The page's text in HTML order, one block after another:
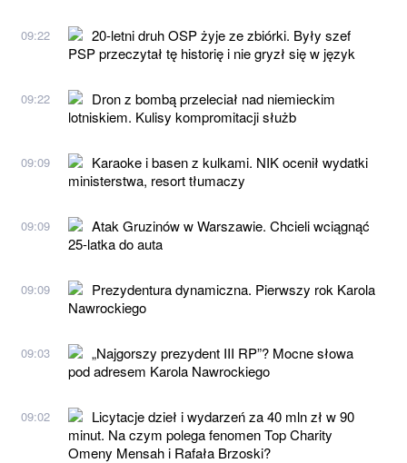
09:22
20-letni druh OSP żyje ze zbiórki. Były szef
PSP przeczytał tę historię i nie gryzł się w język
09:22
Dron z bombą przeleciał nad niemieckim
lotniskiem. Kulisy kompromitacji służb
09:09
Karaoke i basen z kulkami. NIK ocenił wydatki
ministerstwa, resort tłumaczy
09:09
Atak Gruzinów w Warszawie. Chcieli wciągnąć
25-latka do auta
09:09
Prezydentura dynamiczna. Pierwszy rok Karola
Nawrockiego
09:03
„Najgorszy prezydent III RP”? Mocne słowa
pod adresem Karola Nawrockiego
09:02
Licytacje dzieł i wydarzeń za 40 mln zł w 90
minut. Na czym polega fenomen Top Charity
Omeny Mensah i Rafała Brzoski?